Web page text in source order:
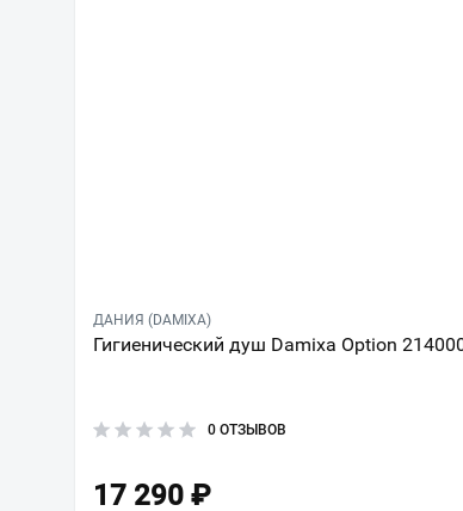
ДАНИЯ (DAMIXA)
Гигиенический душ Damixa Option
0 ОТЗЫВОВ
17 290 ₽